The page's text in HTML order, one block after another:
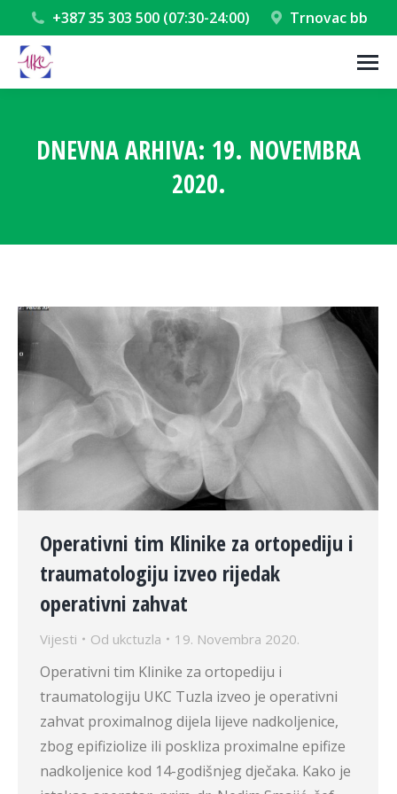
+387 35 303 500 (07:30-24:00) Trnovac bb
DNEVNA ARHIVA: 19. NOVEMBRA
2020.
Operativni tim Klinike za ortopediju i
traumatologiju izveo rijedak
operativni zahvat
Vijesti Od ukctuzla 19. Novembra 2020.
Operativni tim Klinike za ortopediju i
traumatologiju UKC Tuzla izveo je operativni
zahvat proximalnog dijela lijeve nadkoljenice,
zbog epifiziolize ili poskliza proximalne epifize
nadkoljenice kod 14-godišnjeg dječaka. Kako je